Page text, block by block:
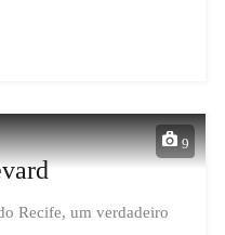
9
Recife, um verdadeiro